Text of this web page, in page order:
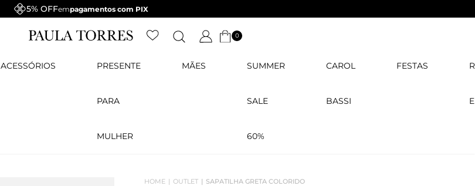
5% OFFempagamentos com PIX
0
ACESSÓRIOS PRESENTE
PARA
MULHER
MÃES SUMMER
SALE
60%
CAROL
BASSI
FESTAS
HOME OUTLET SAPATILHA GRETA COLORIDO